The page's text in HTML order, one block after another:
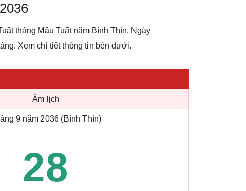
tháng Mậu Tuất năm Bính Thìn. Ngày
Xem chi tiết thông tin bên dưới.
Âm lịch
9 năm 2036 (Bính Thìn)
28